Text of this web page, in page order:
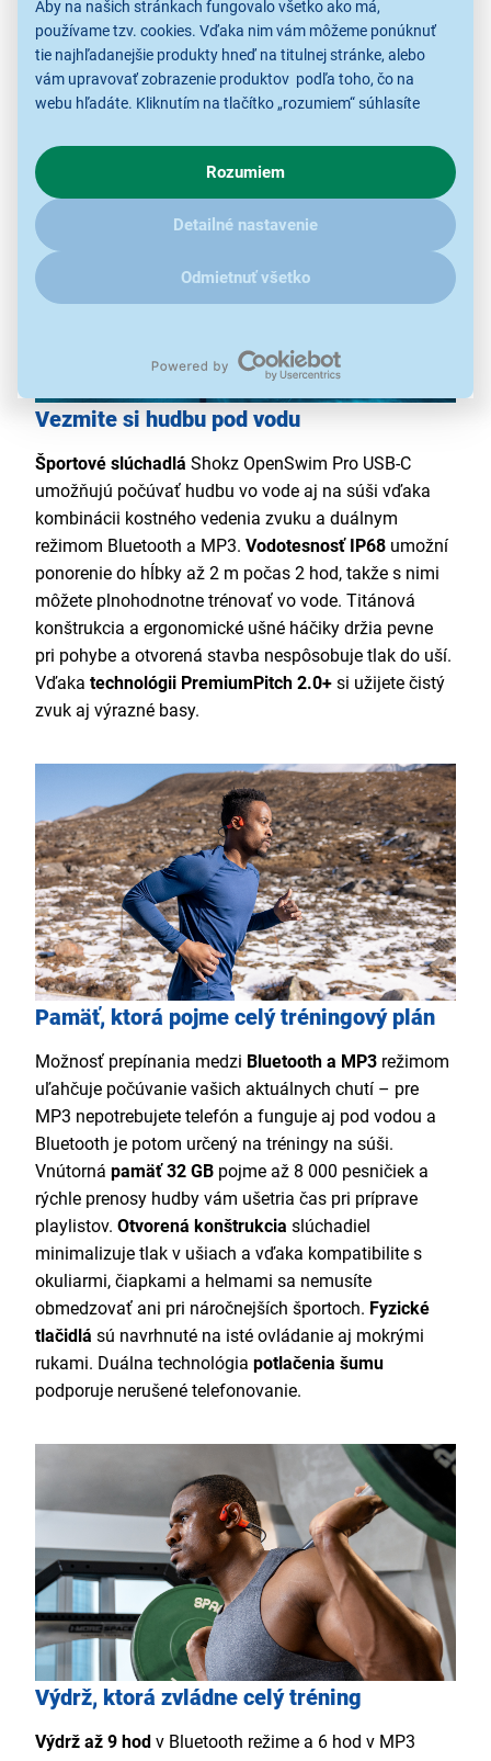
Aby na našich stránkach fungovalo všetko ako má,
používame tzv. cookies. Vďaka nim vám môžeme ponúknuť
tie najhľadanejšie produkty hneď na titulnej stránke, alebo
vám upravovať zobrazenie produktov podľa toho, čo na
webu hľadáte. Kliknutím na tlačítko „rozumiem“ súhlasíte
o chovaní na webe pre zobrazovaní cielených reklám.
V prípade že vás zaujímajú detaily, ako u nás s cookies a
ďalšími údaji pracujeme, kliknitesem.
Rozumiem
Detailné nastavenie
Odmietnuť všetko
Multipoint pripojenie
technológia PremiumPitch 2.0+
tlačidlá navrhnuté na ovládanie mokrými rukami
stupeň krytia IP68
Vezmite si hudbu pod vodu
Športové slúchadlá Shokz OpenSwim Pro USB-C
umožňujú počúvať hudbu vo vode aj na súši vďaka
kombinácii kostného vedenia zvuku a duálnym
režimom Bluetooth a MP3. Vodotesnosť IP68 umožní
ponorenie do hĺbky až 2 m počas 2 hod, takže s nimi
môžete plnohodnotne trénovať vo vode. Titánová
konštrukcia a ergonomické ušné háčiky držia pevne
pri pohybe a otvorená stavba nespôsobuje tlak do uší.
Vďaka technológii PremiumPitch 2.0+ si užijete čistý
zvuk aj výrazné basy.
Pamäť, ktorá pojme celý tréningový plán
Možnosť prepínania medzi Bluetooth a MP3 režimom
uľahčuje počúvanie vašich aktuálnych chutí – pre
MP3 nepotrebujete telefón a funguje aj pod vodou a
Bluetooth je potom určený na tréningy na súši.
Vnútorná pamäť 32 GB pojme až 8 000 pesničiek a
rýchle prenosy hudby vám ušetria čas pri príprave
playlistov. Otvorená konštrukcia slúchadiel
minimalizuje tlak v ušiach a vďaka kompatibilite s
okuliarmi, čiapkami a helmami sa nemusíte
obmedzovať ani pri náročnejších športoch. Fyzické
tlačidlá sú navrhnuté na isté ovládanie aj mokrými
rukami. Duálna technológia potlačenia šumu
podporuje nerušené telefonovanie.
Výdrž, ktorá zvládne celý tréning
Výdrž až 9 hod v Bluetooth režime a 6 hod v MP3